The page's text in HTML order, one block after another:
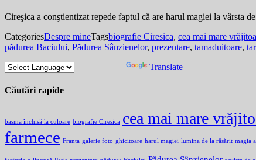
Cireşica a conştientizat repede faptul că are harul magiei la vârsta
CategoriesDespre mineTagsbiografie Ciresica, cea mai mare
pădurea Baciului, Pădurea Sânzienelor, prezentare, tamaduitoare,
Translate
Căutări rapide
basma închisă la culoare biografie Ciresica cea mai mare
farmece Franta galerie foto ghicitoare harul magiei lumina de la răsărit magia